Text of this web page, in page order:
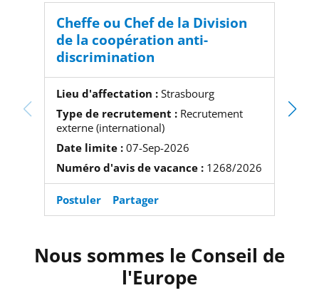
Cheffe ou Chef de la Division
de la coopération anti-
discrimination
Lieu d'affectation : Strasbourg
Type de recrutement : Recrutement
externe (international)
Date limite : 07-Sep-2026
Numéro d'avis de vacance : 1268/2026
Postuler Partager
Date
Nous sommes le Conseil de
l'Europe